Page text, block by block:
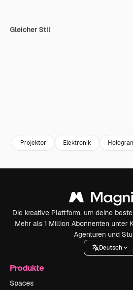
Gleicher Stil
Projektor Elektronik
Die kreative Plattform, um deine
Mehr als 1 Million Abonnenten unter
Agenturen und
Deutsch
Produkte
Spaces